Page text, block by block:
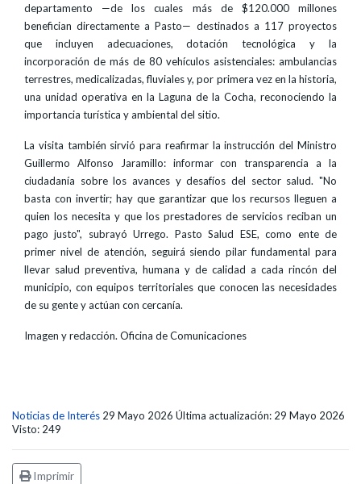
departamento —de los cuales más de $120.000 millones
benefician directamente a Pasto— destinados a 117 proyectos
que incluyen adecuaciones, dotación tecnológica y la
incorporación de más de 80 vehículos asistenciales: ambulancias
terrestres, medicalizadas, fluviales y, por primera vez en la historia,
una unidad operativa en la Laguna de la Cocha, reconociendo la
importancia turística y ambiental del sitio.
La visita también sirvió para reafirmar la instrucción del Ministro
Guillermo Alfonso Jaramillo: informar con transparencia a la
ciudadanía sobre los avances y desafíos del sector salud. "No
basta con invertir; hay que garantizar que los recursos lleguen a
quien los necesita y que los prestadores de servicios reciban un
pago justo", subrayó Urrego. Pasto Salud ESE, como ente de
primer nivel de atención, seguirá siendo pilar fundamental para
llevar salud preventiva, humana y de calidad a cada rincón del
municipio, con equipos territoriales que conocen las necesidades
de su gente y actúan con cercanía.
Imagen y redacción. Oficina de Comunicaciones
Noticias de Interés 29 Mayo 2026 Última actualización: 29 Mayo 2026
Visto: 249
Imprimir